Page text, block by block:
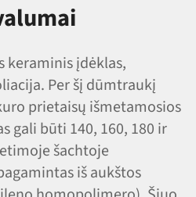
keraminis įdėklas,
Per šį dūmtraukį
prietaisų išmetamosios
gali būti 140, 160, 180 ir
šachtoje
iš aukštos